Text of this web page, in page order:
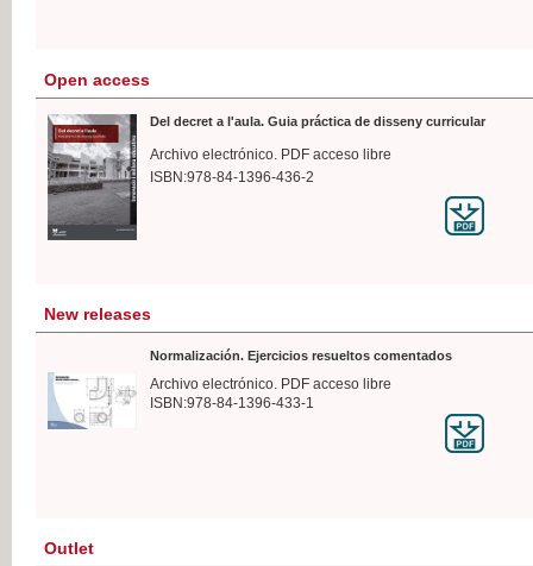
Open access
Del decret a l'aula. Guia práctica de disseny curricular
Archivo electrónico. PDF acceso libre
ISBN:978-84-1396-436-2
New releases
Normalización. Ejercicios resueltos comentados
Archivo electrónico. PDF acceso libre
ISBN:978-84-1396-433-1
Outlet